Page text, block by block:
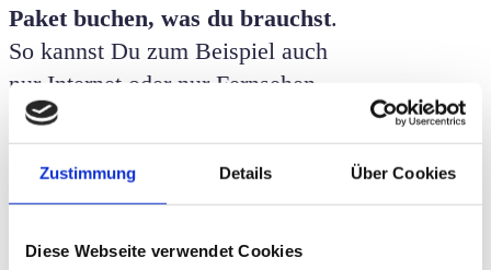
Zustimmung Details Über Cookies
Diese Webseite verwendet Cookies
Paket buchen, was du brauchst.
So kannst Du zum Beispiel auch
nur Internet oder nur Fernsehen
buchen - ganz nach Deinen
Bedürfnissen!
Bei 300 Mbit in der Sekunde kann man